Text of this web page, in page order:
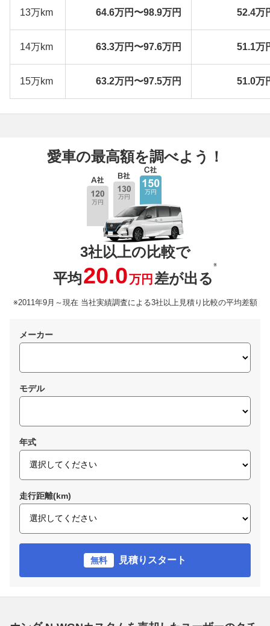
13万km 64.6万円〜98.9万円 52.4万
14万km 63.3万円〜97.6万円 51.1万
15万km 63.2万円〜97.5万円 51.0万
愛車の最高額を調べよう！
3社以上の比較で
平均20.0万円 差が出る
※
※2011年9月～現在 当社実績調査による3社以上見積り比較の平均差額
メーカー
モデル
年式
走行距離(km)
無料 見積りスタート